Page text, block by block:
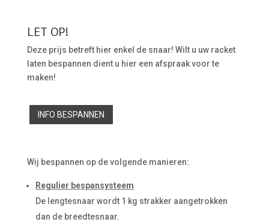
LET OP!
Deze prijs betreft hier enkel de snaar! Wilt u uw racket
laten bespannen dient u hier een afspraak voor te
maken!
INFO BESPANNEN
Wij bespannen op de volgende manieren:
Regulier bespansysteem
De lengtesnaar wordt 1 kg strakker aangetrokken
dan de breedtesnaar.